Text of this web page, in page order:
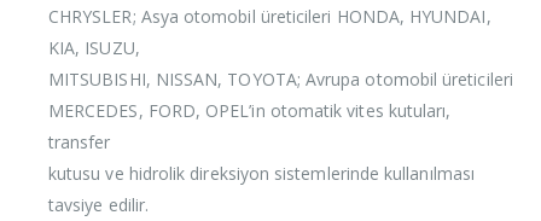
CHRYSLER; Asya otomobil üreticileri HONDA, HYUNDAI,
KIA, ISUZU,
MITSUBISHI, NISSAN, TOYOTA; Avrupa otomobil üreticileri
MERCEDES, FORD, OPEL’in otomatik vites kutuları,
transfer
kutusu ve hidrolik direksiyon sistemlerinde kullanılması
tavsiye edilir.